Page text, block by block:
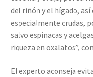
del riñón y el hígado, así
especialmente crudas,
salvo espinacas y
riqueza en oxalatos”,
El experto aconseja